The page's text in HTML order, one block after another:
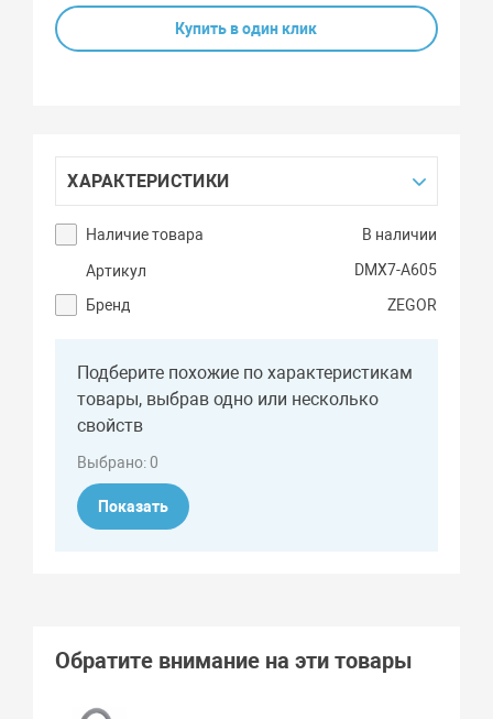
Купить в один клик
ХАРАКТЕРИСТИКИ
Наличие товара В наличии
Артикул
DMX7-A605
Бренд
ZEGOR
Подберите похожие по характеристикам
товары, выбрав одно или несколько
свойств
Выбрано:0
Показать
Обратите внимание на эти товары